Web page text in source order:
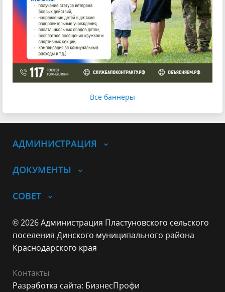
Все баннеры
АДМИНИСТРАЦИЯ
ДОКУМЕНТЫ
СОВЕТ
© 2026 Администрация Пластуновского сельского
поселения Динского муниципального района
Краснодарского края
Контакты
Разработка сайта: БизнесПрофи